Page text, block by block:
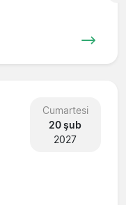
Cumartesi
20 şub
2027